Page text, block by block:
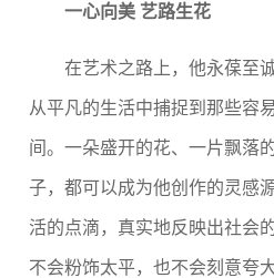
一心向美 艺路生花
在艺术之路上，他永葆至
从平凡的生活中捕捉到那些容
间。一朵盛开的花、一片飘落
子，都可以成为他创作的灵感
活的点滴，真实地反映出社会
不会粉饰太平，也不会刻意夸